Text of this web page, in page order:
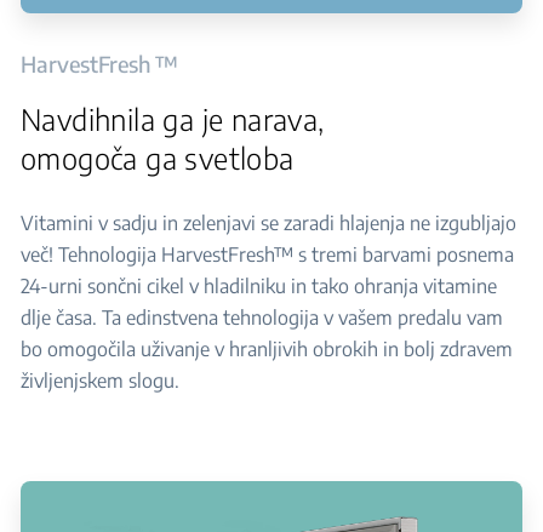
HarvestFresh ™
Navdihnila ga je narava,
omogoča ga svetloba
Vitamini v sadju in zelenjavi se zaradi hlajenja ne izgubljajo
več! Tehnologija HarvestFresh™ s tremi barvami posnema
24-urni sončni cikel v hladilniku in tako ohranja vitamine
dlje časa. Ta edinstvena tehnologija v vašem predalu vam
bo omogočila uživanje v hranljivih obrokih in bolj zdravem
življenjskem slogu.